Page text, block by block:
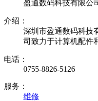
盈通数码科技有限公
介绍：
深圳市盈通数码科技
司致力于计算机配件
电话：
0755-8826-5126
服务：
维修